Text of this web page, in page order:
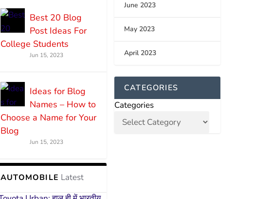
Best 20 Blog
Post Ideas For
College Students
Jun 15, 2023
Ideas for Blog
Names – How to
Choose a Name for Your
Blog
Jun 15, 2023
AUTOMOBILE Latest
June 2023
May 2023
April 2023
CATEGORIES
Categories